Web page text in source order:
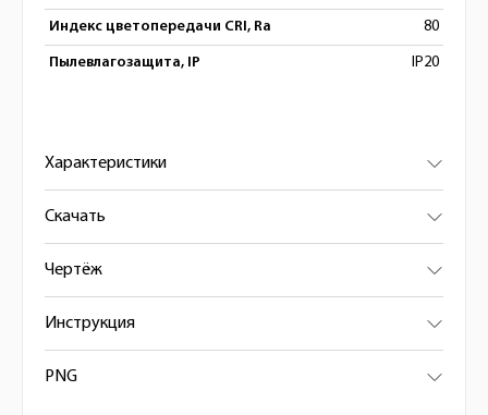
Индекс цветопередачи CRI, Ra 80
Пылевлагозащита, IP IP20
Характеристики
Скачать
Чертёж
Инструкция
PNG